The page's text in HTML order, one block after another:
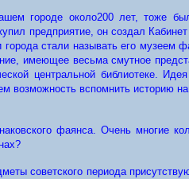
городе около200 лет, тоже
предприятие, он создал
стали называть его музеем
имеющее весьма смутное
центральной библиотеке.
возможность вспомнить историю
фаянса. Очень многие
советского периода